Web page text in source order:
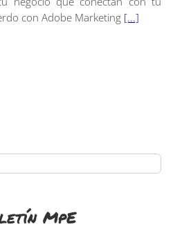
con Adobe Marketing [...]
MpE